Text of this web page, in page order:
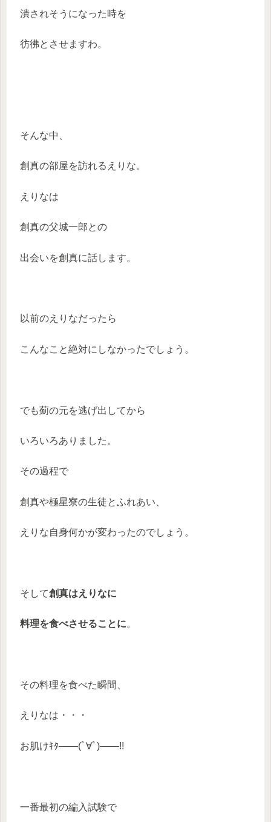
潰されそうになった時を
彷彿とさせますわ。
そんな中、
創真の部屋を訪れるえりな。
えりなは
創真の父城一郎との
出会いを創真に話します。
以前のえりなだったら
こんなこと絶対にしなかったでしょう。
でも薊の元を逃げ出してから
いろいろありました。
その過程で
創真や極星寮の生徒とふれあい、
えりな自身何かが変わったのでしょう。
そして創真はえりなに
料理を食べさせることに。
その料理を食べた瞬間、
えりなは・・・
お肌けｷﾀ――(ﾟ∀ﾟ)――!!
一番最初の編入試験で